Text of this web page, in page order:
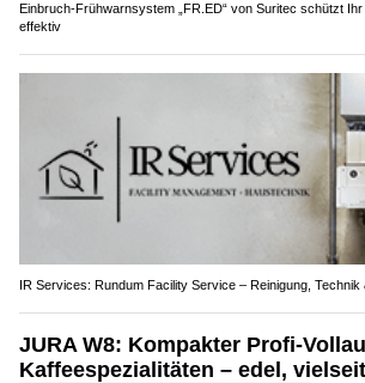
Einbruch-Frühwarnsystem „FR.ED“ von Suritec schützt
effektiv
IR Services: Rundum Facility Service – Reinigung, Technik
JURA W8: Kompakter Profi-
Kaffeespezialitäten – edel,